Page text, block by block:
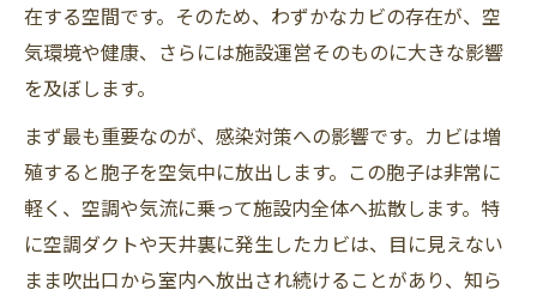
在する空間です。そのため、わずかなカビの存在が、空
気環境や健康、さらには施設運営そのものに大きな影響
を及ぼします。
まず最も重要なのが、感染対策への影響です。カビは増
殖すると胞子を空気中に放出します。この胞子は非常に
軽く、空調や気流に乗って施設内全体へ拡散します。特
に空調ダクトや天井裏に発生したカビは、目に見えない
まま吹出口から室内へ放出され続けることがあり、知ら